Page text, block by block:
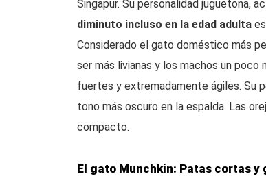
Singapur. Su personalidad juguetona,
diminuto incluso en la edad adulta
Considerado el gato doméstico más
ser más livianas y los machos un poco
fuertes y extremadamente ágiles. Su
tono más oscuro en la espalda. Las
compacto.
El gato Munchkin: Patas cortas y